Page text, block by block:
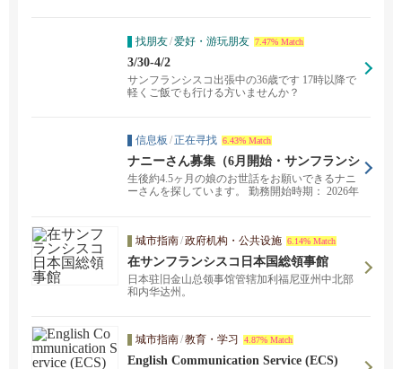
找朋友/爱好・游玩朋友 7.47% Match
3/30-4/2
サンフランシスコ出張中の36歳です 17時以降で
軽くご飯でも行ける方いませんか？
信息板 /正在寻找 6.43% Match
ナニーさん募集（6月開始・サンフランシ
スコ）
生後約4.5ヶ月の娘のお世話をお願いできるナニ
ーさんを探しています。 勤務開始時期： 2026年
城市指南/政府机构・公共设施 6.14% Match
在サンフランシスコ日本国総領事館
日本驻旧金山总领事馆管辖加利福尼亚州中北部
和内华达州。
城市指南/教育・学习 4.87% Match
English Communication Service (ECS)